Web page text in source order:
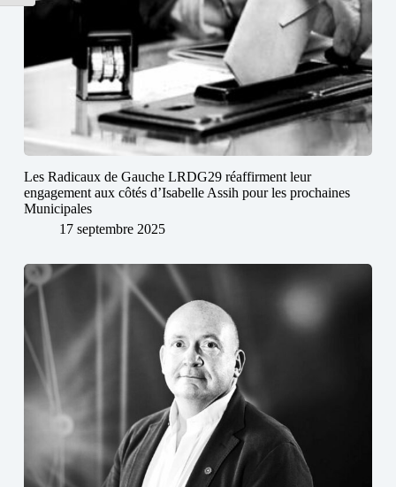
Les Radicaux de Gauche LRDG29 réaffirment leur
engagement aux côtés d’Isabelle Assih pour les prochaines
Municipales
17 septembre 2025